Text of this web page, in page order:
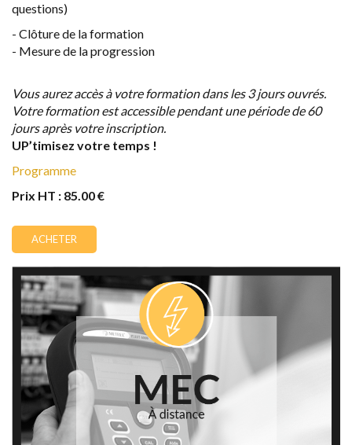
questions)
- Clôture de la formation
- Mesure de la progression
Vous aurez accès à votre formation dans les 3 jours ouvrés.
Votre formation est accessible pendant une période de 60
jours après votre inscription.
UP’timisez votre temps !
Programme
Prix HT : 85.00 €
ACHETER